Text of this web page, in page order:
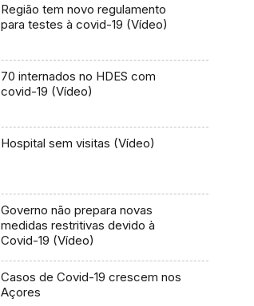
Região tem novo regulamento
para testes à covid-19 (Vídeo)
70 internados no HDES com
covid-19 (Vídeo)
Hospital sem visitas (Vídeo)
Governo não prepara novas
medidas restritivas devido à
Covid-19 (Vídeo)
Casos de Covid-19 crescem nos
Açores